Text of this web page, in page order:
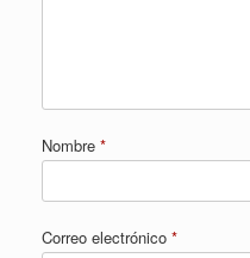
Nombre *
Correo electrónico *